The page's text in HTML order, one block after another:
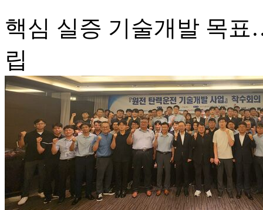
핵심 실증 기술개발 목
립